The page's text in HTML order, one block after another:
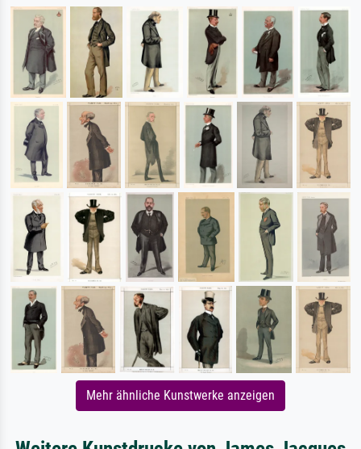
Mehr ähnliche Kunstwerke anzeigen